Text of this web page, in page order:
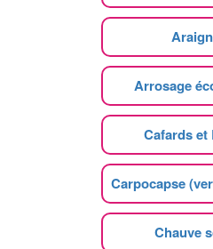
Arrosage
Cafards et
Carpocapse
Chauve